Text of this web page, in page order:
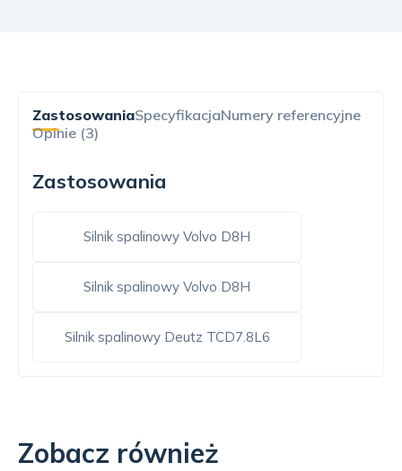
ZastosowaniaSpecyfikacjaNumery referencyjne
Opinie (3)
Zastosowania
Silnik spalinowy Volvo D8H
Silnik spalinowy Volvo D8H
Silnik spalinowy Deutz TCD7.8L6
Zobacz również